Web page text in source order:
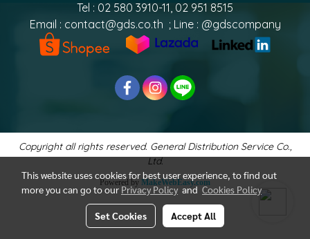
Tel : 02 580 3910-11, 02 951 8515
Email : contact@gds.co.th ; Line : @gdscompany
Copyright all rights reserved. General Distribution Service Co.,
Ltd.
Powered by MakeWebEasy.com
This website uses cookies for best user experience, to find out
more you can go to ourPrivacy PolicyandCookies Policy
Set Cookies Accept All